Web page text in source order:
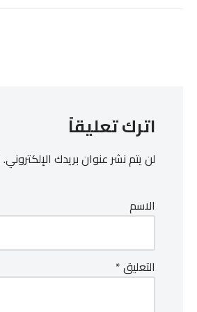
اترك تعليقاً
لن يتم نشر عنوان بريدك الإلكتروني.
الاسم
التعليق*